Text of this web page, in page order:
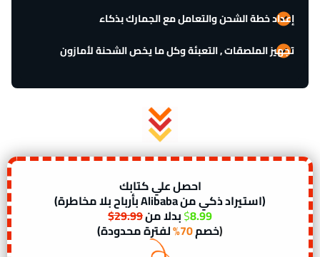
إعداد خطة الشحن والتعامل مع الجمارك بذكاء
تجهيز الملصقات , التعبئة وكل ما يخص الشحنة لأمازون
احصل علي كتابك
(استيراد ذكي من Alibaba بأرباح بلا مخاطرة)
$8.99 بدلا من29.99$
(خصم70% لفترة محدودة)